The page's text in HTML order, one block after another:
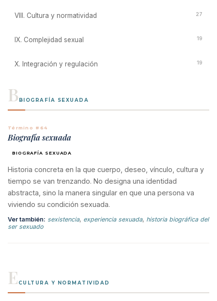
VIII. Cultura y normatividad 27
IX. Complejidad sexual 19
X. Integración y regulación 19
BBIOGRAFÍA SEXUADA
Término #64
Biografía sexuada
BIOGRAFÍA SEXUADA
Historia concreta en la que cuerpo, deseo, vínculo, cultura y
tiempo se van trenzando. No designa una identidad
abstracta, sino la manera singular en que una persona va
viviendo su condición sexuada.
Ver también: sexistencia, experiencia sexuada, historia biográfica del
ser sexuado
E CULTURA Y NORMATIVIDAD